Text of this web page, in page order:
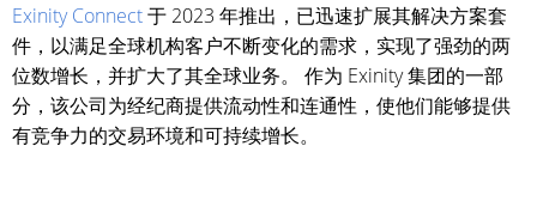
Exinity Connect于 2023 年推出，已迅速扩展其解决方案套
件，以满足全球机构客户不断变化的需求，实现了强劲的两
位数增长，并扩大了其全球业务。 作为 Exinity 集团的一部
分，该公司为经纪商提供流动性和连通性，使他们能够提供
有竞争力的交易环境和可持续增长。